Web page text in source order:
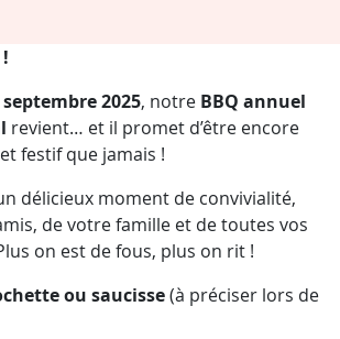
2025, notre BBQ annuel
revient… et il promet d’être encore
festif que jamais !
délicieux moment de convivialité,
de votre famille et de toutes vos
on est de fous, plus on rit !
ou saucisse(à préciser lors de